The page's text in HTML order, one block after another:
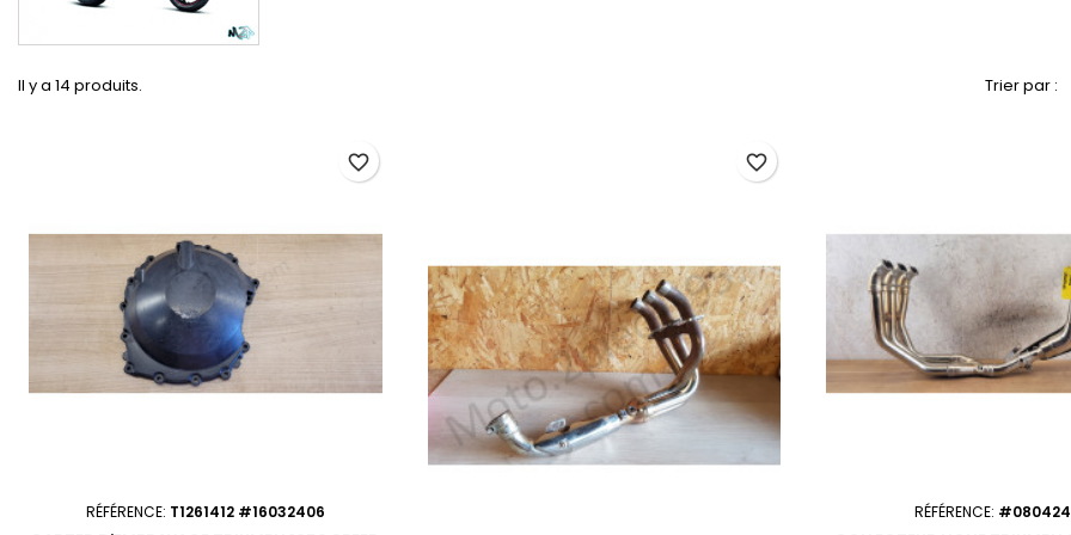
Il y a 14 produits. Trier par :
RÉFÉRENCE: T1261412 #16032406
favorite_border favorite_border
RÉFÉRENCE: